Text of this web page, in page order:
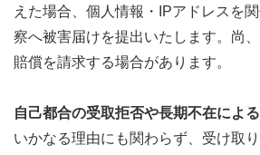
えた場合、個人情報・IPアドレスを
察へ被害届けを提出いたします。尚
賠償を請求する場合があります。
自己都合の受取拒否や長期不在によ
いかなる理由にも関わらず、受け取